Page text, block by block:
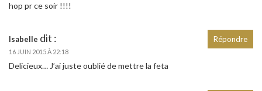
hop pr ce soir !!!!
Isabelle dit :
16 JUIN 2015 À 22:18
Delicieux… J’ai juste oublié de mettre la feta
Répondre